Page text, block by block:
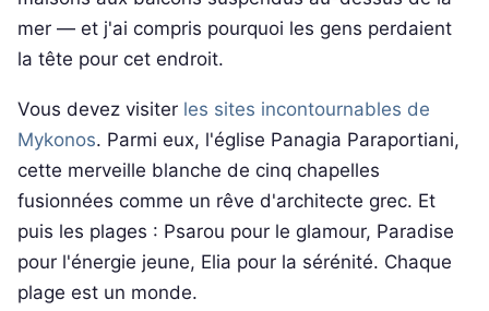
mer — et j'ai compris pourquoi les gens perdaient
la tête pour cet endroit.
Vous devez visiter les sites incontournables de
Mykonos. Parmi eux, l'église Panagia Paraportiani,
cette merveille blanche de cinq chapelles
fusionnées comme un rêve d'architecte grec. Et
puis les plages : Psarou pour le glamour, Paradise
pour l'énergie jeune, Elia pour la sérénité. Chaque
plage est un monde.